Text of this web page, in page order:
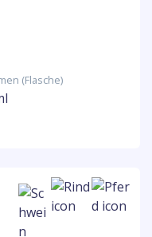
(Flasche)